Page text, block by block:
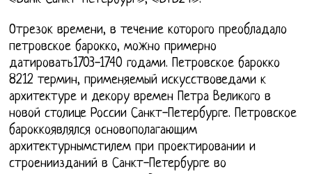
Отрезок времени, в течение которого преобладало
петровское барокко, можно примерно
датировать1703-1740 годами. Петровское барокко
8212 термин, применяемый искусствоведами к
архитектуре и декору времен Петра Великого в
новой столице России Санкт-Петербурге. Петровское
бароккоявлялся основополагающим
архитектурнымстилем при проектировании и
строениизданий в Санкт-Петербурге во